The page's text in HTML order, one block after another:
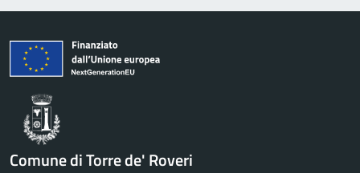
Comune di Torre de' Roveri